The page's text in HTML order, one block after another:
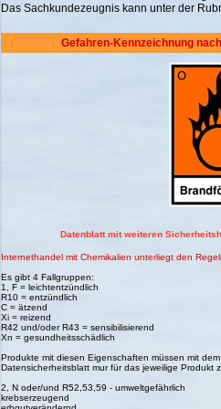
Das Sachkundezeugnis kann unter der
Gefahren-Kennzeichnung
Datenblatt mit weiteren
Internethandel mit Chemikalien unterliegt den
Es gibt 4 Fallgruppen:
1, F = leichtentzündlich
R10 = entzündlich
C = ätzend
Xi = reizend
R42 und/oder R43 = sensibilisierend
Xn = gesundheitsschädlich
Produkte mit diesen Eigenschaften müssen mit
Datensicherheitsblatt mur für das jeweilige Produkt
2, N oder/und R52,53,59 - umweltgefährlich
krebserzeugend